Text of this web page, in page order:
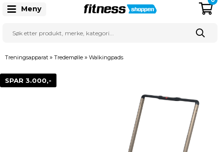
Meny
Treningsapparat » Tredemølle » Walkingpads
SPAR 3.000,-